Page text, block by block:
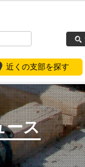
近くの支部を探す
ース